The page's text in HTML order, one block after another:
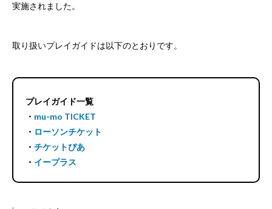
実施されました。
取り扱いプレイガイドは以下のとおりです。
プレイガイド一覧
・ mu-mo TICKET
・ ローソンチケット
・ チケットぴあ
・ イープラス